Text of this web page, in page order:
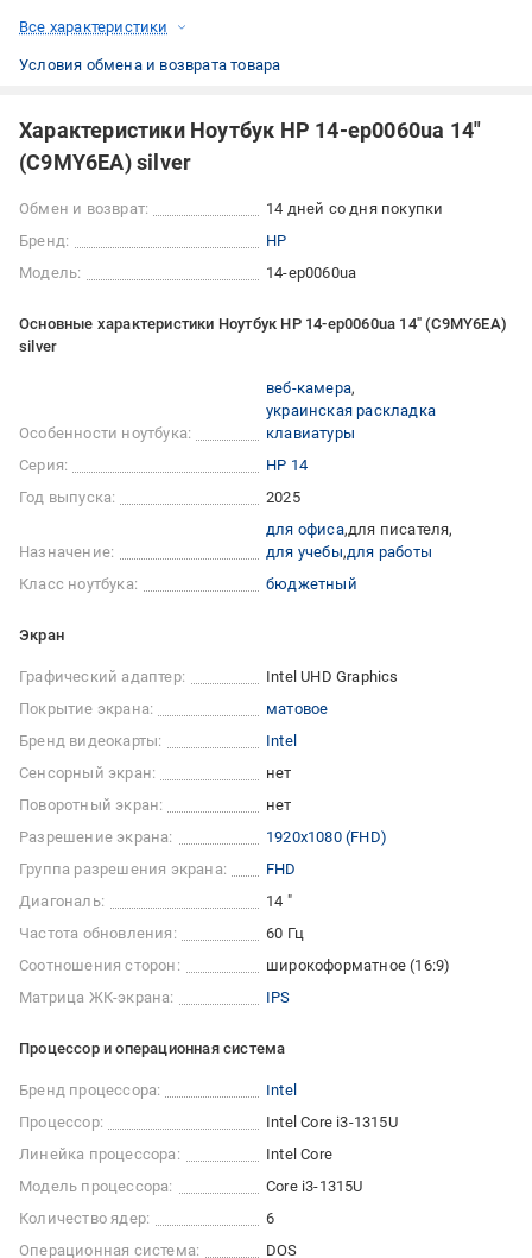
Все характеристики
Условия обмена и возврата товара
Характеристики Ноутбук HP 14-ep0060ua 14"
(C9MY6EA) silver
Обмен и возврат:
14 дней со дня покупки
Бренд:
HP
Модель:
14-ep0060ua
Основные характеристики Ноутбук HP 14-ep0060ua 14" (C9MY6EA)
silver
Особенности ноутбука:
веб-камера
украинская раскладка
клавиатуры
Серия:
HP 14
Год выпуска:
2025
Назначение:
для офиса для писателя
для учебы для работы
Класс ноутбука:
бюджетный
Экран
Графический адаптер:
Intel UHD Graphics
Покрытие экрана:
матовое
Бренд видеокарты:
Intel
Сенсорный экран:
нет
Поворотный экран:
нет
Разрешение экрана:
1920x1080 (FHD)
Группа разрешения экрана:
FHD
Диагональ:
14 "
Частота обновления:
60 Гц
Соотношения сторон:
широкоформатное (16:9)
Матрица ЖК-экрана:
IPS
Процессор и операционная система
Бренд процессора:
Intel
Процессор:
Intel Core i3-1315U
Линейка процессора:
Intel Core
Модель процессора:
Core i3-1315U
Количество ядер:
6
Операционная система:
DOS